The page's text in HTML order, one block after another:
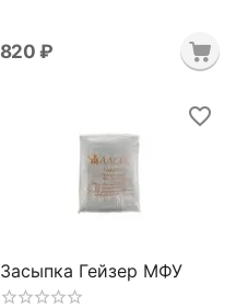
‍820‍ ₽
Засыпка Гейзер МФУ